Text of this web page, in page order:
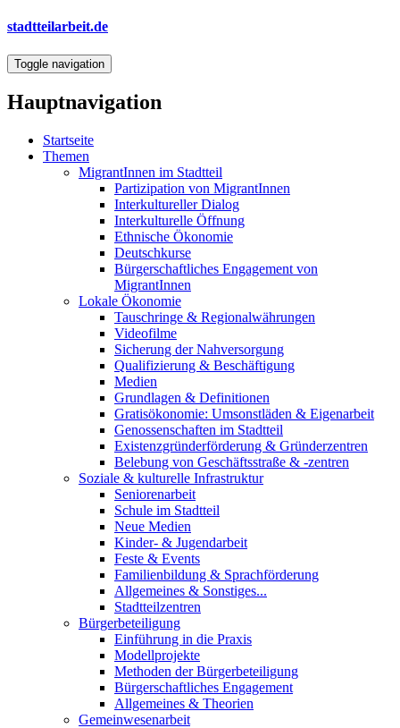
Direkt
Inhalt
stadtteilarbeit.de
Toggle navigation
Hauptnavigation
Startseite
Themen
MigrantInnen im Stadtteil
Partizipation von MigrantInnen
Interkultureller Dialog
Interkulturelle Öffnung
Ethnische Ökonomie
Deutschkurse
Bürgerschaftliches Engagement von
MigrantInnen
Lokale Ökonomie
Tauschringe & Regionalwährungen
Videofilme
Sicherung der Nahversorgung
Qualifizierung & Beschäftigung
Medien
Grundlagen & Definitionen
Gratisökonomie: Umsonstläden & Eigenarbeit
Genossenschaften im Stadtteil
Existenzgründerförderung & Gründerzentren
Belebung von Geschäftsstraße & -zentren
Soziale & kulturelle Infrastruktur
Seniorenarbeit
Schule im Stadtteil
Neue Medien
Kinder- & Jugendarbeit
Feste & Events
Familienbildung & Sprachförderung
Allgemeines & Sonstiges...
Stadtteilzentren
Bürgerbeteiligung
Einführung in die Praxis
Modellprojekte
Methoden der Bürgerbeteiligung
Bürgerschaftliches Engagement
Allgemeines & Theorien
Gemeinwesenarbeit